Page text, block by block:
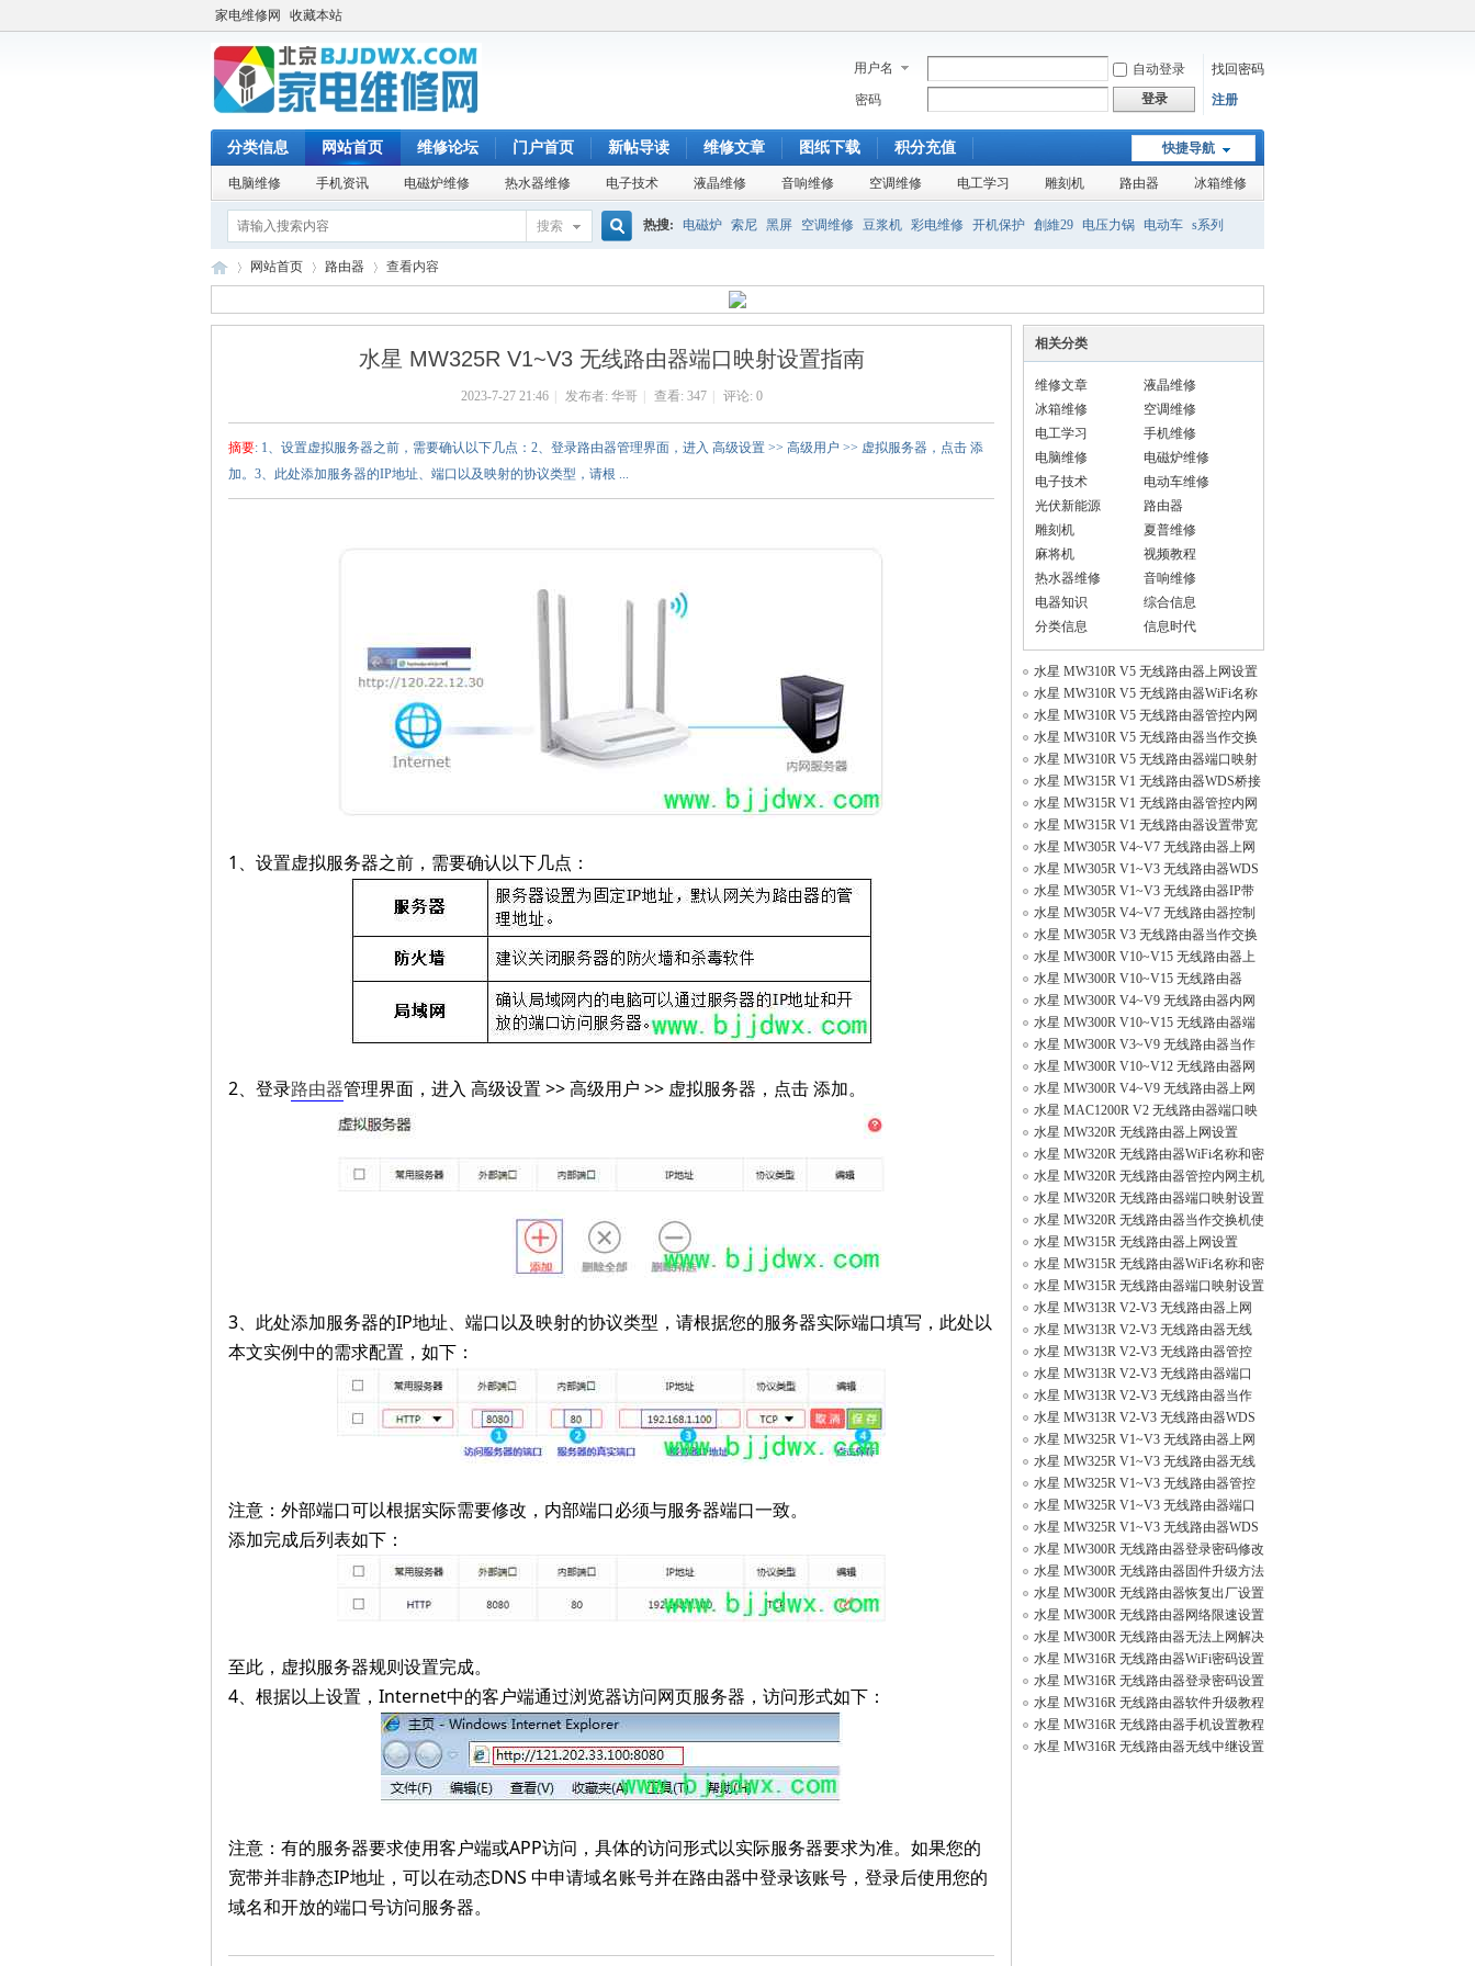
家电维修网 收藏本站
用户名 自动登录
找回密码
密码
登录 注册
快捷导航
分类信息 网站首页 维修论坛 门户首页 新帖导读 维修文章 图纸下载 积分充值
电脑维修 手机资讯 电磁炉维修 热水器维修 电子技术 液晶维修 音响维修 空调维修 电工学习 雕刻机 路由器 冰箱维修
搜索
索
热搜: 电磁炉 索尼 黑屏 空调维修 豆浆机 彩电维修 开机保护 創維29 电压力锅 电动车 s系列
网站首页 路由器
›
查看内容
水星 MW325R V1~V3 无线路由器端口映射设置指南
2023-7-27 21:46 发布者: 华哥 查看: 347 评论: 0
摘要: 1、设置虚拟服务器之前，需要确认以下几点：2、登录路由器管理界面，进入 高级设置 >> 高级用户 >> 虚拟服务器，点击 添
加。3、此处添加服务器的IP地址、端口以及映射的协议类型，请根 ...
1、设置虚拟服务器之前，需要确认以下几点：
2、登录路由器管理界面，进入 高级设置 >> 高级用户 >> 虚拟服务器，点击 添加。
3、此处添加服务器的IP地址、端口以及映射的协议类型，请根据您的服务器实际端口填写，此处以
本文实例中的需求配置，如下：
注意：外部端口可以根据实际需要修改，内部端口必须与服务器端口一致。
添加完成后列表如下：
至此，虚拟服务器规则设置完成。
4、根据以上设置，Internet中的客户端通过浏览器访问网页服务器，访问形式如下：
注意：有的服务器要求使用客户端或APP访问，具体的访问形式以实际服务器要求为准。如果您的
宽带并非静态IP地址，可以在动态DNS 中申请域名账号并在路由器中登录该账号，登录后使用您的
域名和开放的端口号访问服务器。
相关分类
维修文章
液晶维修
冰箱维修
空调维修
电工学习
手机维修
电脑维修
电磁炉维修
电子技术
电动车维修
光伏新能源
路由器
雕刻机
夏普维修
麻将机
视频教程
热水器维修
音响维修
电器知识
综合信息
分类信息
信息时代
水星 MW310R V5 无线路由器上网设置
水星 MW310R V5 无线路由器WiFi名称
密码设
水星 MW310R V5 无线路由器管控内网
主机上
水星 MW310R V5 无线路由器当作交换
机（无
水星 MW310R V5 无线路由器端口映射
指南
水星 MW315R V1 无线路由器WDS桥接
设置
水星 MW315R V1 无线路由器管控内网
主机的
水星 MW315R V1 无线路由器设置带宽
控制
水星 MW305R V4~V7 无线路由器上网
设置
水星 MW305R V1~V3 无线路由器WDS
桥接设置
水星 MW305R V1~V3 无线路由器IP带
宽控制
水星 MW305R V4~V7 无线路由器控制
小孩上网
水星 MW305R V3 无线路由器当作交换
机（无
水星 MW300R V10~V15 无线路由器上
网设置
水星 MW300R V10~V15 无线路由器
WiFi名称密
水星 MW300R V4~V9 无线路由器内网
主机上网
水星 MW300R V10~V15 无线路由器端
口映射设
水星 MW300R V3~V9 无线路由器当作
交换机（
水星 MW300R V10~V12 无线路由器网
速限制
水星 MW300R V4~V9 无线路由器上网
时间控制
水星 MAC1200R V2 无线路由器端口映
射设置
水星 MW320R 无线路由器上网设置
水星 MW320R 无线路由器WiFi名称和密
码设置
水星 MW320R 无线路由器管控内网主机
上网权
水星 MW320R 无线路由器端口映射设置
指南
水星 MW320R 无线路由器当作交换机使
用设置
水星 MW315R 无线路由器上网设置
水星 MW315R 无线路由器WiFi名称和密
码设置
水星 MW315R 无线路由器端口映射设置
指南
水星 MW313R V2-V3 无线路由器上网
设置
水星 MW313R V2-V3 无线路由器无线
名称和Wi
水星 MW313R V2-V3 无线路由器管控
内网主机
水星 MW313R V2-V3 无线路由器端口
映射设置
水星 MW313R V2-V3 无线路由器当作
交换机使
水星 MW313R V2-V3 无线路由器WDS
桥接设置
水星 MW325R V1~V3 无线路由器上网
设置
水星 MW325R V1~V3 无线路由器无线
名称和Wi
水星 MW325R V1~V3 无线路由器管控
内网主机
水星 MW325R V1~V3 无线路由器端口
映射设置
水星 MW325R V1~V3 无线路由器WDS
桥接设置
水星 MW300R 无线路由器登录密码修改
方法
水星 MW300R 无线路由器固件升级方法
水星 MW300R 无线路由器恢复出厂设置
方法
水星 MW300R 无线路由器网络限速设置
方法
水星 MW300R 无线路由器无法上网解决
方法
水星 MW316R 无线路由器WiFi密码设置
方法
水星 MW316R 无线路由器登录密码设置
方法
水星 MW316R 无线路由器软件升级教程
水星 MW316R 无线路由器手机设置教程
水星 MW316R 无线路由器无线中继设置